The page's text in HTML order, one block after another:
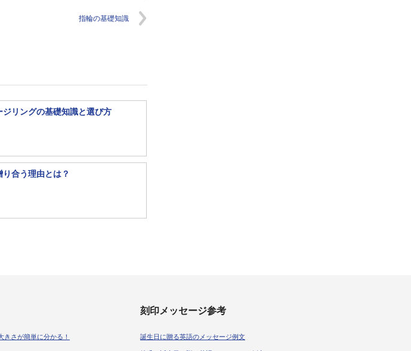
指輪の基礎知識
ジリングの基礎知識と選び方
り合う理由とは？
きさが簡単に分かる！
刻印メッセージ参考
誕生日に贈る英語のメッセージ例文